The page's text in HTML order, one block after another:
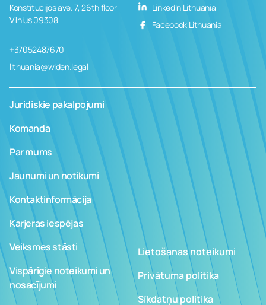
Konstitucijos ave. 7, 26th floor
Vilnius 09308
+37052487670
lithuania@widen.legal
LinkedIn Lithuania
Facebook Lithuania
Juridiskie pakalpojumi
Komanda
Par mums
Jaunumi un notikumi
Kontaktinformācija
Karjeras iespējas
Veiksmes stāsti
Vispārīgie noteikumi un
nosacījumi
Lietošanas noteikumi
Privātuma politika
Sīkdatņu politika